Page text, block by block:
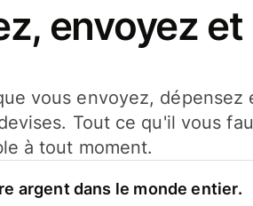
envoyez
vous envoyez,
Tout ce qu'il vous
à tout moment.
argent dans le monde entier.